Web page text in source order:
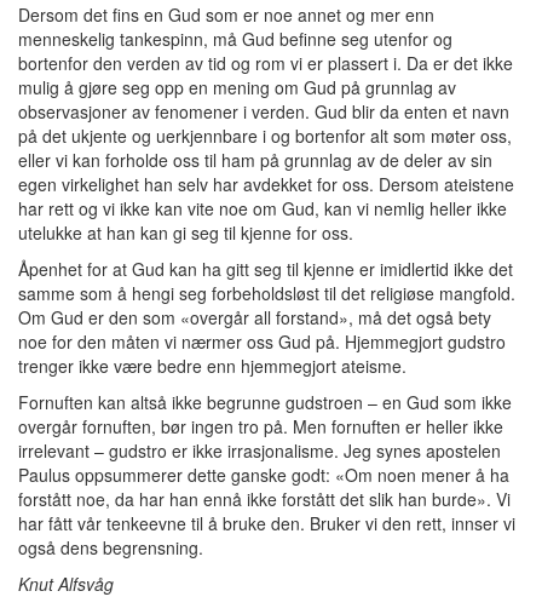
Dersom det fins en Gud som er noe annet og mer enn
menneskelig tankespinn, må Gud befinne seg utenfor og
bortenfor den verden av tid og rom vi er plassert i. Da er det ikke
mulig å gjøre seg opp en mening om Gud på grunnlag av
observasjoner av fenomener i verden. Gud blir da enten et navn
på det ukjente og uerkjennbare i og bortenfor alt som møter oss,
eller vi kan forholde oss til ham på grunnlag av de deler av sin
egen virkelighet han selv har avdekket for oss. Dersom ateistene
har rett og vi ikke kan vite noe om Gud, kan vi nemlig heller ikke
utelukke at han kan gi seg til kjenne for oss.
Åpenhet for at Gud kan ha gitt seg til kjenne er imidlertid ikke det
samme som å hengi seg forbeholdsløst til det religiøse mangfold.
Om Gud er den som «overgår all forstand», må det også bety
noe for den måten vi nærmer oss Gud på. Hjemmegjort gudstro
trenger ikke være bedre enn hjemmegjort ateisme.
Fornuften kan altså ikke begrunne gudstroen – en Gud som ikke
overgår fornuften, bør ingen tro på. Men fornuften er heller ikke
irrelevant – gudstro er ikke irrasjonalisme. Jeg synes apostelen
Paulus oppsummerer dette ganske godt: «Om noen mener å ha
forstått noe, da har han ennå ikke forstått det slik han burde». Vi
har fått vår tenkeevne til å bruke den. Bruker vi den rett, innser vi
også dens begrensning.
Knut Alfsvåg